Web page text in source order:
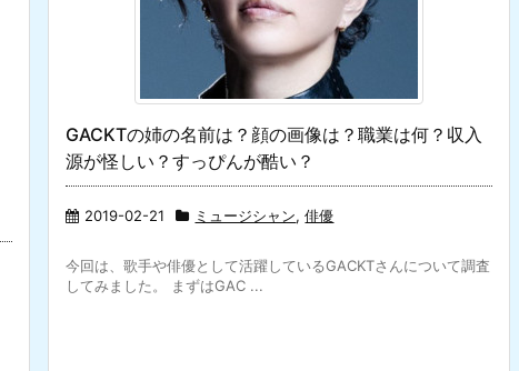
GACKTの姉の名前は？顔の画像は？職業は何？収入
源が怪しい？すっぴんが酷い？
2019-02-21 ミュージシャン,俳優
今回は、歌手や俳優として活躍しているGACKTさんについて調査
してみました。 まずはGAC ...